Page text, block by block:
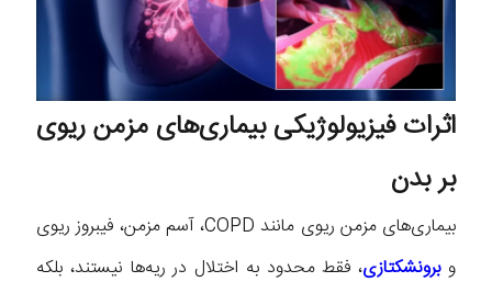
اثرات فیزیولوژیکی بیماری‌های مزمن ریوی
بر بدن
بیماری‌های مزمن ریوی مانند COPD، آسم مزمن، فیبروز ریوی
وبرونشکتازی، فقط محدود به اختلال در ریه‌ها نیستند، بلکه